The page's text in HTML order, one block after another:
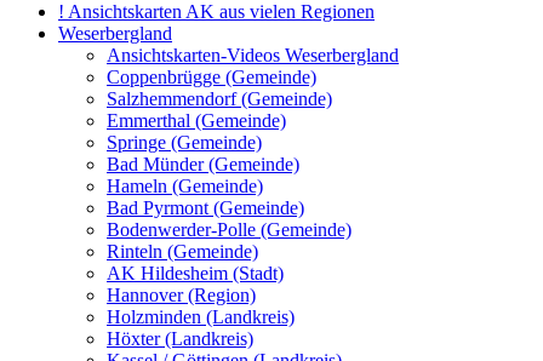
! Ansichtskarten AK aus vielen Regionen
Weserbergland
Ansichtskarten-Videos Weserbergland
Coppenbrügge (Gemeinde)
Salzhemmendorf (Gemeinde)
Emmerthal (Gemeinde)
Springe (Gemeinde)
Bad Münder (Gemeinde)
Hameln (Gemeinde)
Bad Pyrmont (Gemeinde)
Bodenwerder-Polle (Gemeinde)
Rinteln (Gemeinde)
AK Hildesheim (Stadt)
Hannover (Region)
Holzminden (Landkreis)
Höxter (Landkreis)